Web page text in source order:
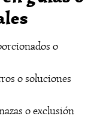
o
o soluciones
o exclusión